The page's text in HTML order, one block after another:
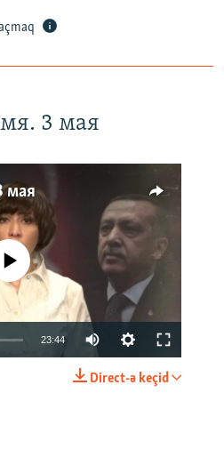
3 мая
мая
currently available
23:44
Direct-ə keçid